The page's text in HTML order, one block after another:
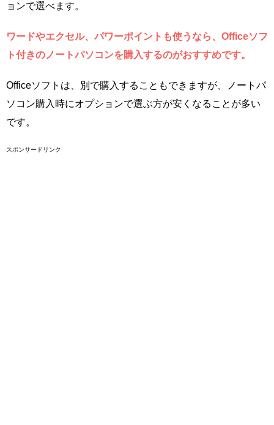
ョンで選べます。
ワードやエクセル、パワーポイントも使うなら、Officeソフ
ト付きのノートパソコンを購入するのがおすすめです。
Officeソフトは、別で購入することもできますが、ノートパ
ソコン購入時にオプションで選ぶ方が安くなることが多い
です。
スポンサードリンク